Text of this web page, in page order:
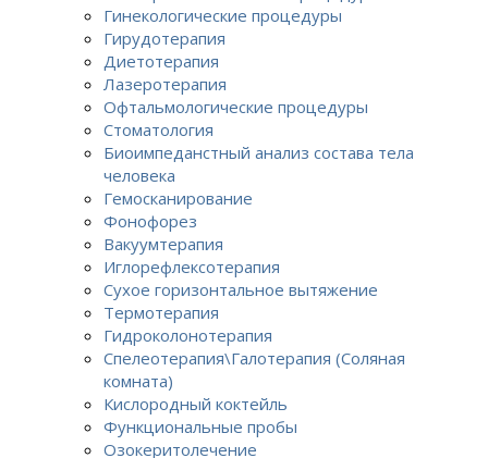
Гинекологические процедуры
Гирудотерапия
Диетотерапия
Лазеротерапия
Офтальмологические процедуры
Стоматология
Биоимпеданстный анализ состава тела
человека
Гемосканирование
Фонофорез
Вакуумтерапия
Иглорефлексотерапия
Сухое горизонтальное вытяжение
Термотерапия
Гидроколонотерапия
Спелеотерапия\Галотерапия (Соляная
комната)
Кислородный коктейль
Функциональные пробы
Озокеритолечение